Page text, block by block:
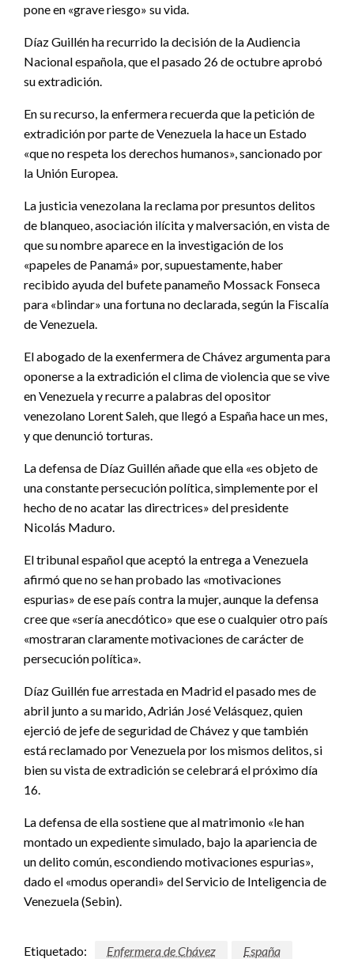
pone en «grave riesgo» su vida.
Díaz Guillén ha recurrido la decisión de la Audiencia
Nacional española, que el pasado 26 de octubre aprobó
su extradición.
En su recurso, la enfermera recuerda que la petición de
extradición por parte de Venezuela la hace un Estado
«que no respeta los derechos humanos», sancionado por
la Unión Europea.
La justicia venezolana la reclama por presuntos delitos
de blanqueo, asociación ilícita y malversación, en vista de
que su nombre aparece en la investigación de los
«papeles de Panamá» por, supuestamente, haber
recibido ayuda del bufete panameño Mossack Fonseca
para «blindar» una fortuna no declarada, según la Fiscalía
de Venezuela.
El abogado de la exenfermera de Chávez argumenta para
oponerse a la extradición el clima de violencia que se vive
en Venezuela y recurre a palabras del opositor
venezolano Lorent Saleh, que llegó a España hace un mes,
y que denunció torturas.
La defensa de Díaz Guillén añade que ella «es objeto de
una constante persecución política, simplemente por el
hecho de no acatar las directrices» del presidente
Nicolás Maduro.
El tribunal español que aceptó la entrega a Venezuela
afirmó que no se han probado las «motivaciones
espurias» de ese país contra la mujer, aunque la defensa
cree que «sería anecdótico» que ese o cualquier otro país
«mostraran claramente motivaciones de carácter de
persecución política».
Díaz Guillén fue arrestada en Madrid el pasado mes de
abril junto a su marido, Adrián José Velásquez, quien
ejerció de jefe de seguridad de Chávez y que también
está reclamado por Venezuela por los mismos delitos, si
bien su vista de extradición se celebrará el próximo día
16.
La defensa de ella sostiene que al matrimonio «le han
montado un expediente simulado, bajo la apariencia de
un delito común, escondiendo motivaciones espurias»,
dado el «modus operandi» del Servicio de Inteligencia de
Venezuela (Sebin).
Etiquetado: Enfermera de Chávez
España